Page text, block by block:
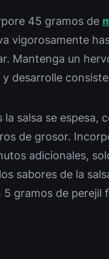
45 gramos de
vigorosamente
Mantenga un
desarrolle
la salsa se espesa,
de grosor.
adicionales,
sabores de la
gramos de